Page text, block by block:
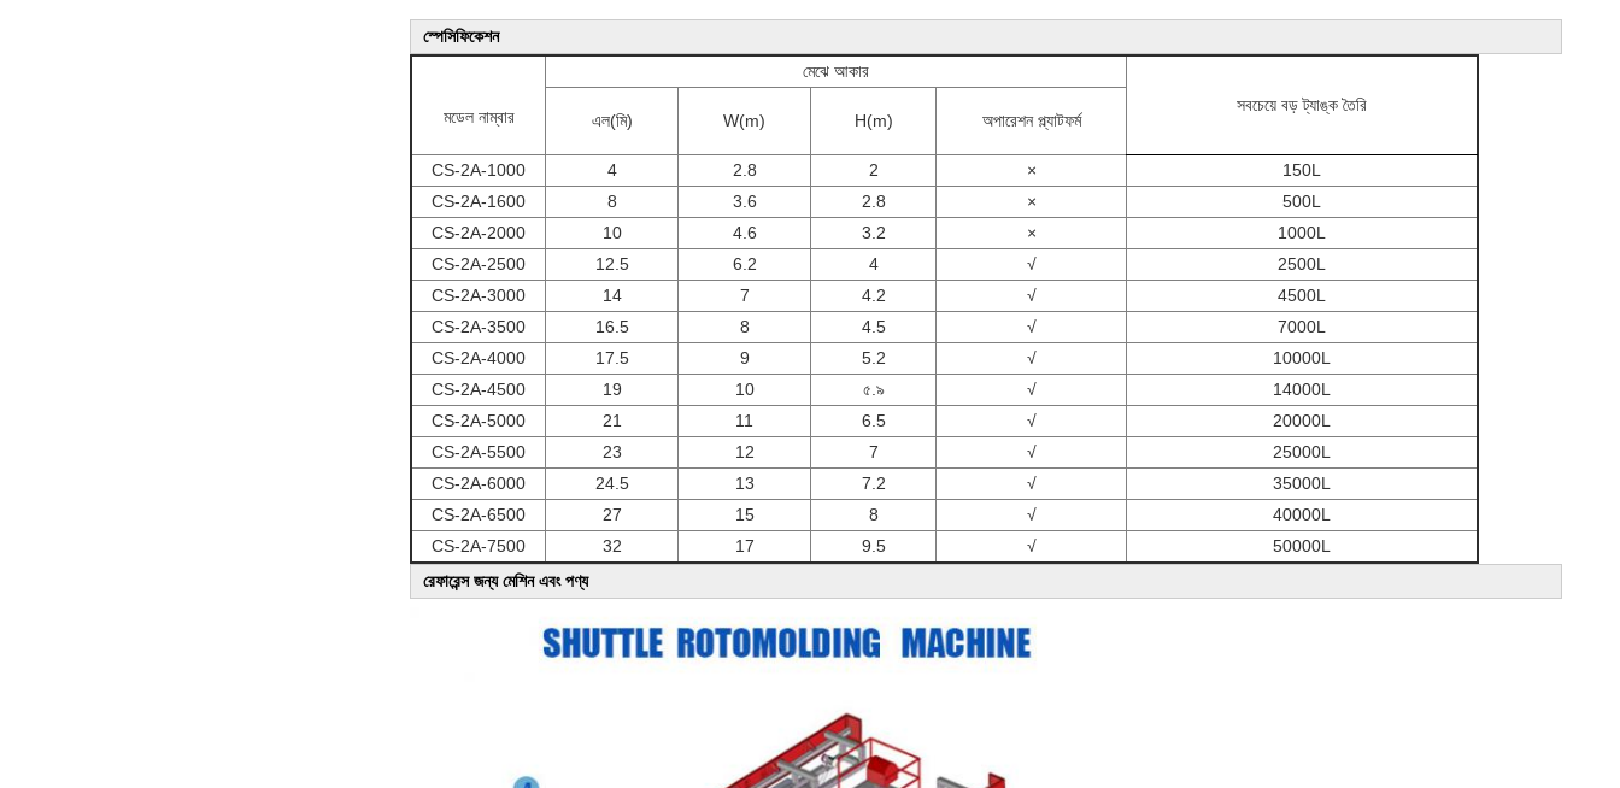
স্পেসিফিকেশন
মডেল নাম্বার
মেঝে আকার
সবচেয়ে বড় ট্যাঙ্ক তৈরি
এল(মি)
W(m) H(m) অপারেশন প্ল্যাটফর্ম
CS-2A-1000 4 2.8 2 ×
150L
CS-2A-1600
8 3.6 2.8 ×
500L
CS-2A-2000
10 4.6 3.2 ×
1000L
CS-2A-2500
12.5 6.2 4 √
2500L
CS-2A-3000
14 7 4.2 √
4500L
CS-2A-3500
16.5 8 4.5 √
7000L
CS-2A-4000
17.5 9 5.2 √
10000L
CS-2A-4500
19 10 ৫.৯ √
14000L
CS-2A-5000
21 11 6.5 √
20000L
CS-2A-5500
23 12 7 √
25000L
CS-2A-6000
24.5 13 7.2 √
35000L
CS-2A-6500
27 15 8 √
40000L
CS-2A-7500
32 17 9.5 √
50000L
রেফারেন্স জন্য মেশিন এবং পণ্য